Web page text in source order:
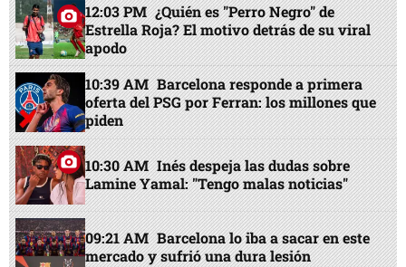
12:03 PM ¿Quién es "Perro Negro" de
Estrella Roja? El motivo detrás de su viral
apodo
10:39 AM Barcelona responde a primera
oferta del PSG por Ferran: los millones que
piden
10:30 AM Inés despeja las dudas sobre
Lamine Yamal: "Tengo malas noticias"
09:21 AM Barcelona lo iba a sacar en este
mercado y sufrió una dura lesión